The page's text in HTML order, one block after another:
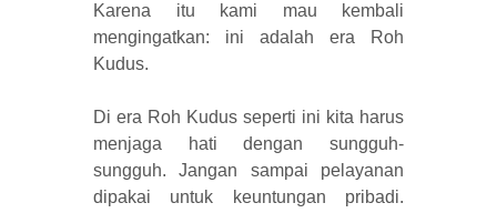
Karena itu kami mau kembali
mengingatkan: ini adalah era Roh
Kudus.
Di era Roh Kudus seperti ini kita harus
menjaga hati dengan sungguh-
sungguh. Jangan sampai pelayanan
dipakai untuk keuntungan pribadi.